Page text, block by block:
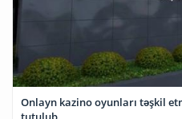
Onlayn kazino oyunları təşkil